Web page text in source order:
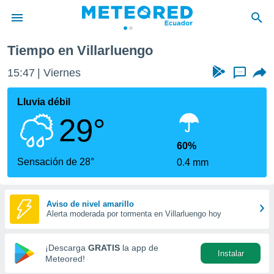
de
ha
para
que se
calidad.
a este
las
y
forma
digital
basada
Tiempo en Villarluengo
15:47 Viernes ...
Lluvia débil
29°
Sensación de 28°
60%
0.4 mm
Aviso de nivel amarillo
Alerta moderada por tormenta en Villarluengo hoy
¡Descarga GRATIS la app de
Meteored!
Instalar